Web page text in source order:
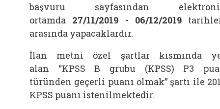
başvuru sayfasından
ortamda 27/11/2019 - 06/12/2019
arasında yapacaklardır.
İlan metni özel şartlar kısmında
alan
“KPSS B grubu (KPSS) P3
türünden geçerli puanı olmak” şartı ile
KPSS puanı istenilmektedir.